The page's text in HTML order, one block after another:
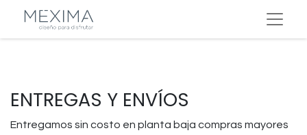
ENTREGAS Y ENVÍOS
Entregamos sin costo en planta baja compras mayores